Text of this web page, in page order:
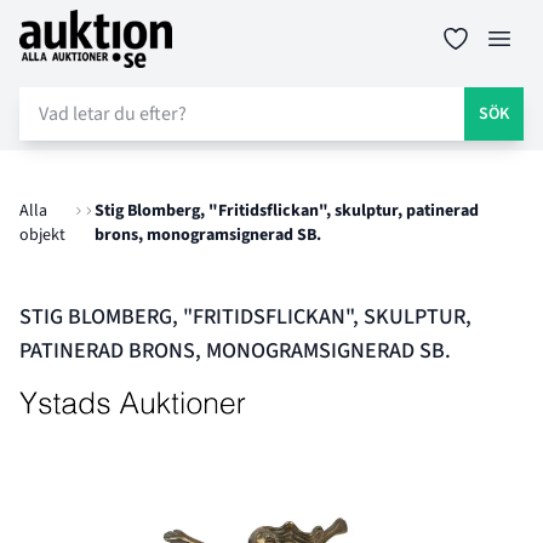
Auktion.se
SÖK
Alla
objekt
Stig Blomberg, "Fritidsflickan", skulptur, patinerad
brons, monogramsignerad SB.
STIG BLOMBERG, "FRITIDSFLICKAN", SKULPTUR,
PATINERAD BRONS, MONOGRAMSIGNERAD SB.